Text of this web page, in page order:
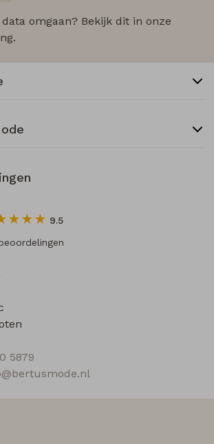
omgaan? Bekijk dit in onze
5879
9.5